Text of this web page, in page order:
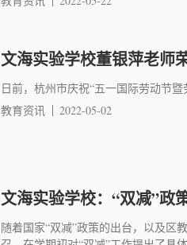
文海实验学校董银萍老师
日前，杭州市庆祝“五一国际劳动节
教育资讯
2022-05-02
文海实验学校：“双减”政
随着国家“双减”政策的出台，以及区